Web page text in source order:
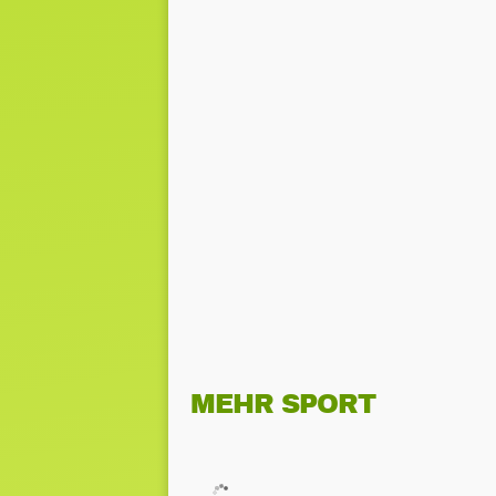
MEHR SPORT